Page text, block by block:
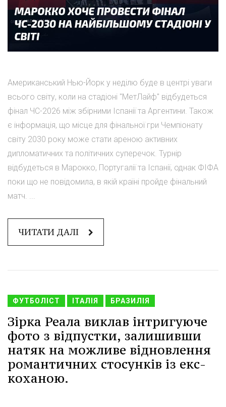
Американський Нью-Йорк у неділю буде в центрі уваги
всього світу, коли на стадіоні "МетЛайф" відбудеться
фінал ЧС-2026 між збірними Іспанії та Аргентини. Також
є інформація, що місце для фінальної гри Чемпіонату
світу 2030 року може стати ареною активних
дипломатичних та політичних суперечок. Турнір
відбудеться в Марокко, Португалії та Іспанії, однак ФІФА
поки що не повідомила, в якій країні пройде фінальний
матч. ...
ЧИТАТИ ДАЛІ
ФУТБОЛІСТ ІТАЛІЯ БРАЗИЛІЯ
Зірка Реала виклав інтригуюче
фото з відпустки, залишивши
натяк на можливе відновлення
романтичних стосунків із екс-
коханою.